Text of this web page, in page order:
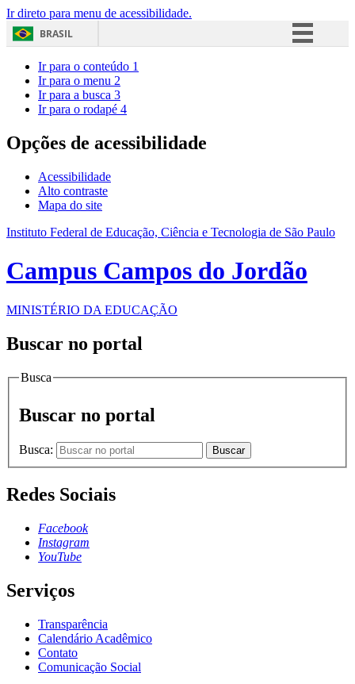
Ir direto para menu de acessibilidade.
BRASIL
Acesso à informação
Ir para o conteúdo 1
Ir para o menu 2
Ir para a busca 3
Ir para o rodapé 4
Opções de acessibilidade
Acessibilidade
Alto contraste
Mapa do site
Instituto Federal de Educação, Ciência e Tecnologia de São Paulo
Campus Campos do Jordão
MINISTÉRIO DA EDUCAÇÃO
Buscar no portal
Busca
Buscar no portal
Busca: Buscar
Redes Sociais
Facebook
Instagram
YouTube
Serviços
Transparência
Calendário Acadêmico
Contato
Comunicação Social